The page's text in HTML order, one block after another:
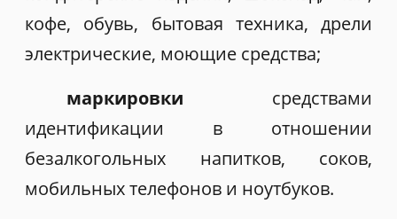
кофе, обувь, бытовая техника, дрели
электрические, моющие средства;
маркировки средствами
идентификации в отношении
безалкогольных напитков, соков,
мобильных телефонов и ноутбуков.